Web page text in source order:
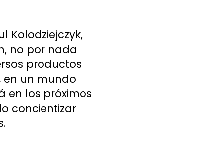
Kolodziejczyk,
no por nada
productos
en un mundo
en los próximos
concientizar